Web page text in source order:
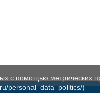
с помощью метрических
personal_data_politics/)